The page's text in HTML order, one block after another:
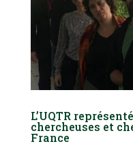
L’UQTR
chercheuses et
France